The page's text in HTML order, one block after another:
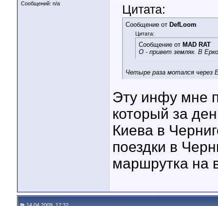
Сообщений: n/a
Цитата:
Сообщение от DefLoom
Цитата:
Сообщение от MAD RAT
О - привет земляк. В
Четыре раза мотался через
Эту инфу мне
который за
Киева в
поездки в
маршрутка на